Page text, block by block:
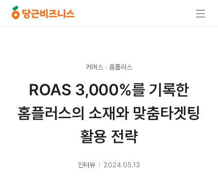
커머스 · 홈플러스
ROAS 3,000%를 기록한
홈플러스의 소재와 맞춤타겟팅
활용 전략
인터뷰 2024.05.13